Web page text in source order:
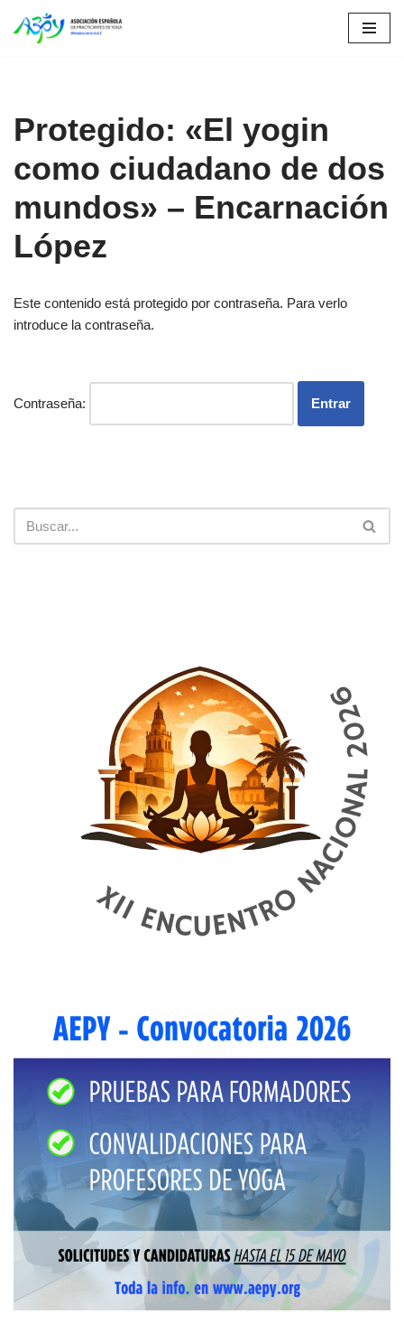
Saltar
Protegido: «El yogin
como ciudadano de dos
mundos» – Encarnación
López
Este contenido está protegido por contraseña. Para verlo
introduce la contraseña.
Contraseña: